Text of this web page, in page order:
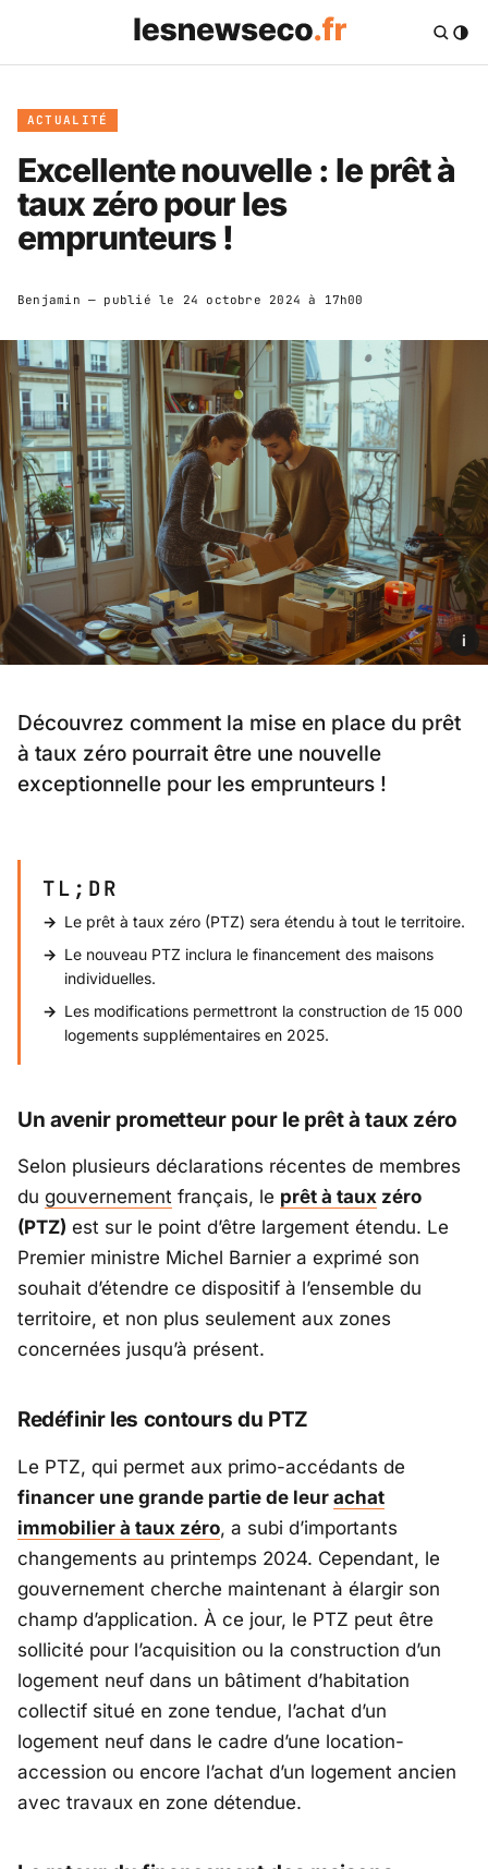
ACTUALITÉ
Excellente nouvelle : le prêt à
taux zéro pour les
emprunteurs !
Benjamin — publié le 24 octobre 2024 à 17h00
i
Découvrez comment la mise en place du prêt
à taux zéro pourrait être une nouvelle
exceptionnelle pour les emprunteurs !
TL;DR
Le prêt à taux zéro (PTZ) sera étendu à tout le territoire.
Le nouveau PTZ inclura le financement des maisons
individuelles.
Les modifications permettront la construction de 15 000
logements supplémentaires en 2025.
Un avenir prometteur pour le prêt à taux zéro
Selon plusieurs déclarations récentes de membres
du gouvernement français, le prêt à taux zéro
(PTZ) est sur le point d’être largement étendu. Le
Premier ministre Michel Barnier a exprimé son
souhait d’étendre ce dispositif à l’ensemble du
territoire, et non plus seulement aux zones
concernées jusqu’à présent.
Redéfinir les contours du PTZ
Le PTZ, qui permet aux primo-accédants de
financer une grande partie de leur achat
immobilier à taux zéro, a subi d’importants
changements au printemps 2024. Cependant, le
gouvernement cherche maintenant à élargir son
champ d’application. À ce jour, le PTZ peut être
sollicité pour l’acquisition ou la construction d’un
logement neuf dans un bâtiment d’habitation
collectif situé en zone tendue, l’achat d’un
logement neuf dans le cadre d’une location-
accession ou encore l’achat d’un logement ancien
avec travaux en zone détendue.